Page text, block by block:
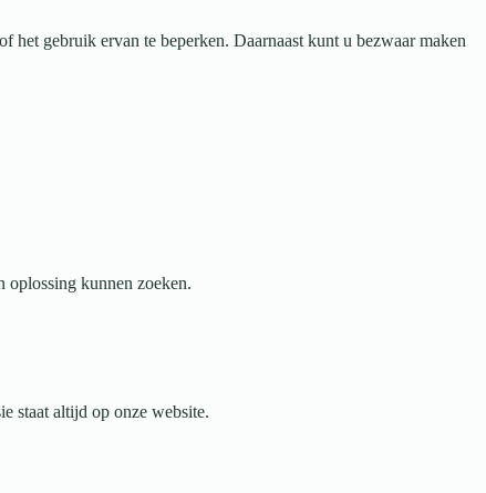
gebruik ervan te beperken. Daarnaast kunt u bezwaar maken
oplossing kunnen zoeken.
staat altijd op onze website.